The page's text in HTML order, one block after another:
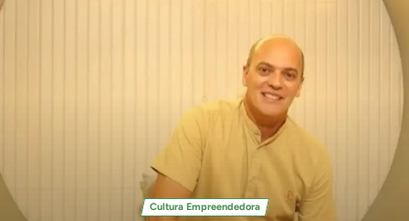
Cultura Empreendedora